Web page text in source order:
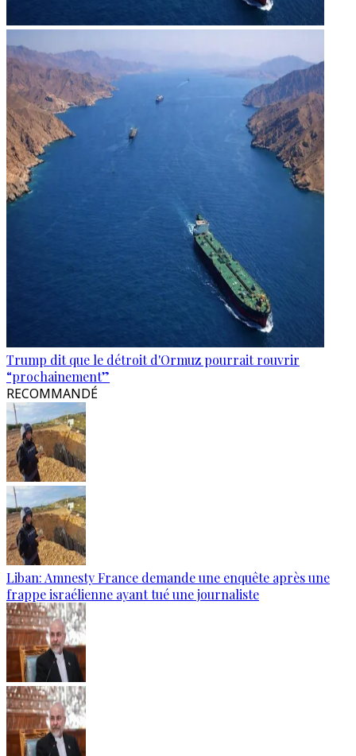
Trump dit que le détroit d'Ormuz pourrait rouvrir
“prochainement”
RECOMMANDÉ
Liban: Amnesty France demande une enquête après une
frappe israélienne ayant tué une journaliste